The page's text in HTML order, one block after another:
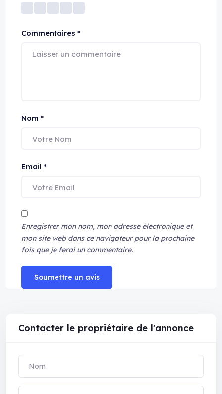
Commentaires *
Nom *
Email *
Enregistrer mon nom, mon adresse électronique et
mon site web dans ce navigateur pour la prochaine
fois que je ferai un commentaire.
Soumettre un avis
Contacter le propriétaire de l'annonce